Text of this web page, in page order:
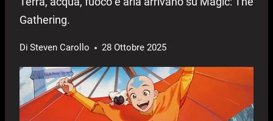
Gathering.
Di Steven Carollo 28 Ottobre 2025